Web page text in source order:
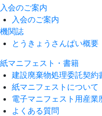
入会のご案内
入会のご案内
機関誌
とうきょうさんぱい概要
紙マニフェスト・書籍
建設廃棄物処理委託契約
紙マニフェストについて
電子マニフェスト用産業
よくある質問